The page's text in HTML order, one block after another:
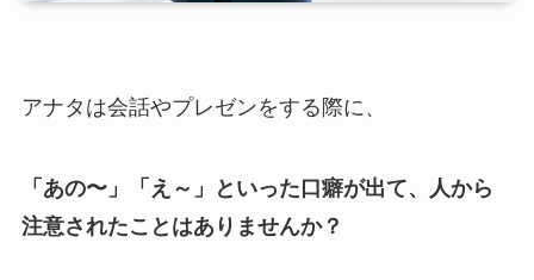
アナタは会話やプレゼンをする際に、
「あの〜」「え～」といった口癖が出て、人から
注意されたことはありませんか？